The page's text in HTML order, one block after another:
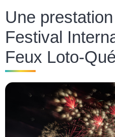
Une
Festival
Feux Loto-